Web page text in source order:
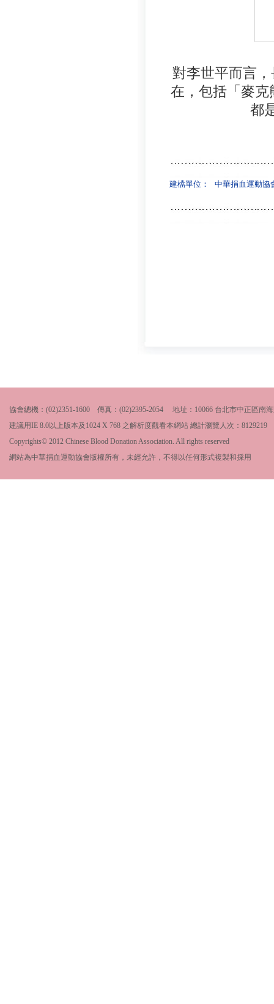
對李世平而言
在，包括「麥
都
建檔單位： 中華捐血運動協
協會總機：(02)2351-1600 傳真：(02)2395-2054 地址：10066 台北市中正區南
建議用IE 8.0以上版本及1024 X 768 之解析度觀看本網站 總計瀏覽人次： 8129219
Copyrights© 2012 Chinese Blood Donation Association. All rights reserved
網站為中華捐血運動協會版權所有，未經允許，不得以任何形式複製和採用